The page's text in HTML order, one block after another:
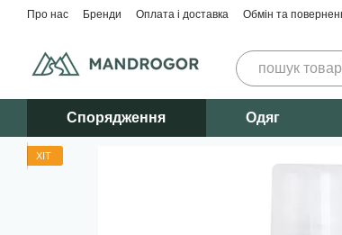
Перейти до основного контенту
Про нас Бренди Оплата і доставка Обмін та
Спорядження Одяг
ХІТ